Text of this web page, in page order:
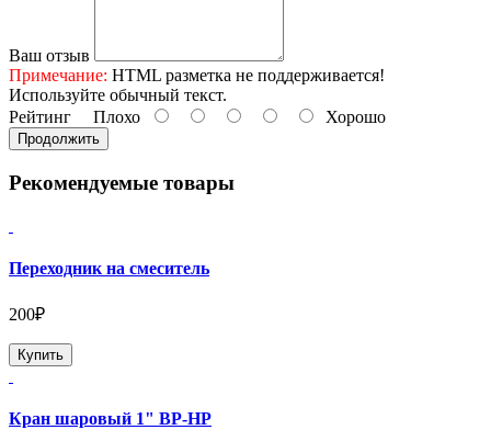
Ваш отзыв
Примечание: HTML разметка не поддерживается!
Используйте обычный текст.
Рейтинг Плохо Хорошо
Продолжить
Рекомендуемые товары
Переходник на смеситель
200₽
Купить
Кран шаровый 1" ВР-НР